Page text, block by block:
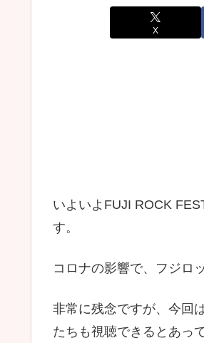
X
いよいよFUJI ROCK
す。
コロナの影響で、フジロ
非常に残念ですが、今回
たちも視聴できるとあっ